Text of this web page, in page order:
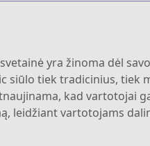
yra žinoma dėl
siūlo tiek tradicinius, tiek
kad vartotojai
leidžiant vartotojams